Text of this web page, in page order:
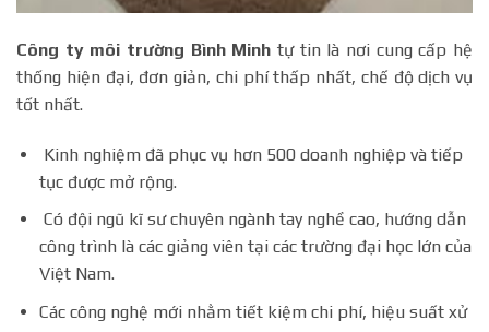
Công ty môi trường Bình Minh tự tin là nơi cung cấp hệ
thống hiện đại, đơn giản, chi phí thấp nhất, chế độ dịch vụ
tốt nhất.
Kinh nghiệm đã phục vụ hơn 500 doanh nghiệp và tiếp
tục được mở rộng.
Có đội ngũ kĩ sư chuyên ngành tay nghề cao, hướng dẫn
công trình là các giảng viên tại các trường đại học lớn của
Việt Nam.
Các công nghệ mới nhằm tiết kiệm chi phí, hiệu suất xử